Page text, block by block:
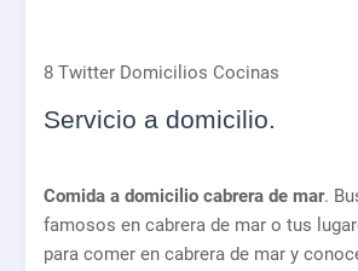
8 Twitter Domicilios Cocinas
Servicio a domicilio.
Comida a domicilio cabrera de mar.
famosos en cabrera de mar o tus
para comer en cabrera de mar y